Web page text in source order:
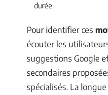
durée.
Pour identifier ces
écouter les
suggestions Google
secondaires
spécialisés. La